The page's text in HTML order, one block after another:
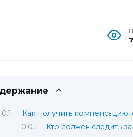
Как получить
Кто должен следить